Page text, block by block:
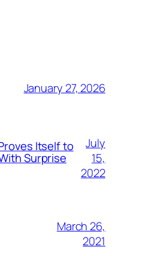
January 27, 2026
Itself to
Surprise
July
15,
2022
March 26,
2021